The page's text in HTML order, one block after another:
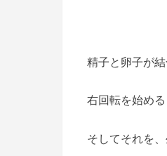
精子と卵子が
右回転を始める
そしてそれを